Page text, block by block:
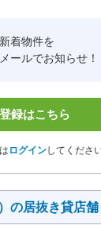
新着物件を
メールでお知らせ！
録はこちら
ログインしてくださ
の居抜き貸店舗